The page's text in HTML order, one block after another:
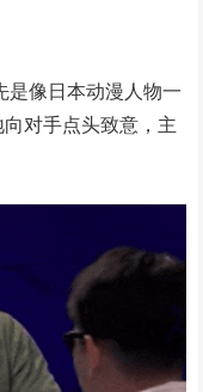
是像日本动漫人物一
对手点头致意，主